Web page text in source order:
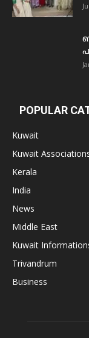
POPULAR
Kuwait
Kuwait
Kerala
India
News
Middle East
Kuwait
Trivandrum
Business